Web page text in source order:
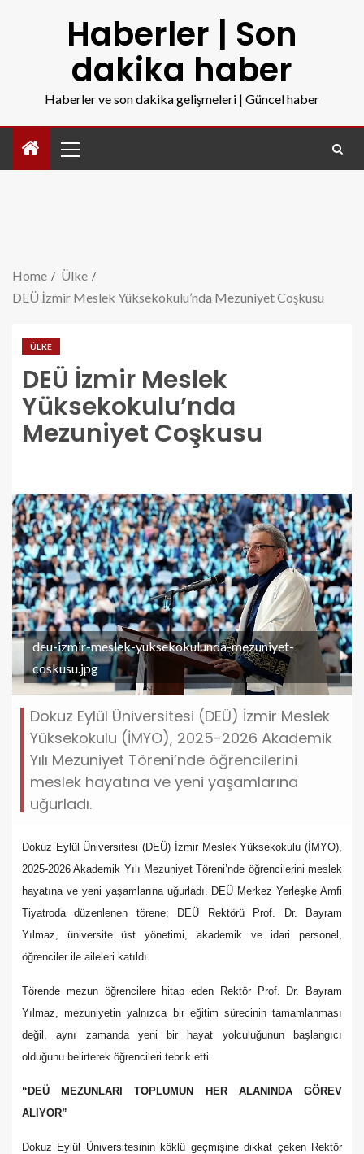
Haberler | Son
dakika haber
Haberler ve son dakika gelişmeleri | Güncel haber
Home
Ülke
DEÜ İzmir Meslek Yüksekokulu’nda Mezuniyet Coşkusu
ÜLKE
DEÜ İzmir Meslek
Yüksekokulu’nda
Mezuniyet Coşkusu
deu-izmir-meslek-yuksekokulunda-mezuniyet-
coskusu.jpg
Dokuz Eylül Üniversitesi (DEÜ) İzmir Meslek
Yüksekokulu (İMYO), 2025-2026 Akademik
Yılı Mezuniyet Töreni’nde öğrencilerini
meslek hayatına ve yeni yaşamlarına
uğurladı.
Dokuz Eylül Üniversitesi (DEÜ) İzmir Meslek Yüksekokulu (İMYO),
2025-2026 Akademik Yılı Mezuniyet Töreni’nde öğrencilerini meslek
hayatına ve yeni yaşamlarına uğurladı. DEÜ Merkez Yerleşke Amfi
Tiyatroda düzenlenen törene; DEÜ Rektörü Prof. Dr. Bayram
Yılmaz, üniversite üst yönetimi, akademik ve idari personel,
öğrenciler ile aileleri katıldı.
Törende mezun öğrencilere hitap eden Rektör Prof. Dr. Bayram
Yılmaz, mezuniyetin yalnızca bir eğitim sürecinin tamamlanması
değil, aynı zamanda yeni bir hayat yolculuğunun başlangıcı
olduğunu belirterek öğrencileri tebrik etti.
“DEÜ MEZUNLARI TOPLUMUN HER ALANINDA GÖREV
ALIYOR”
Dokuz Eylül Üniversitesinin köklü geçmişine dikkat çeken Rektör